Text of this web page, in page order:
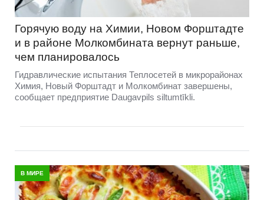
Горячую воду на Химии, Новом Форштадте
и в районе Молкомбината вернут раньше,
чем планировалось
Гидравлические испытания Теплосетей в микрорайонах
Химия, Новый Форштадт и Молкомбинат завершены,
сообщает предприятие Daugavpils siltumtīkli.
В МИРЕ